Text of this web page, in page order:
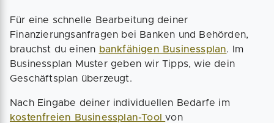
Für eine schnelle Bearbeitung deiner
Finanzierungsanfragen bei Banken und Behörden,
brauchst du einen bankfähigen Businessplan. Im
Businessplan Muster geben wir Tipps, wie dein
Geschäftsplan überzeugt.
Nach Eingabe deiner individuellen Bedarfe im
kostenfreien Businessplan-Toolvon